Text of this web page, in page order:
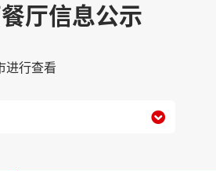
厅信息公示
进行查看
